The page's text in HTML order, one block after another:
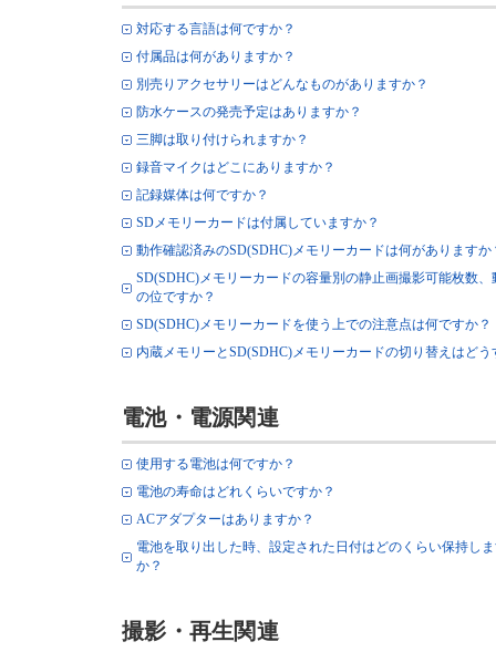
対応する言語は何ですか？
付属品は何がありますか？
別売りアクセサリーはどんなものがありますか？
防水ケースの発売予定はありますか？
三脚は取り付けられますか？
録音マイクはどこにありますか？
記録媒体は何ですか？
SDメモリーカードは付属していますか？
動作確認済みのSD(SDHC)メモリーカードは何がありますか
SD(SDHC)メモリーカードの容量別の静止画撮影可能枚数
の位ですか？
SD(SDHC)メモリーカードを使う上での注意点は何ですか？
内蔵メモリーとSD(SDHC)メモリーカードの切り替えはど
電池・電源関連
使用する電池は何ですか？
電池の寿命はどれくらいですか？
ACアダプターはありますか？
電池を取り出した時、設定された日付はどのくらい保持し
か？
撮影・再生関連